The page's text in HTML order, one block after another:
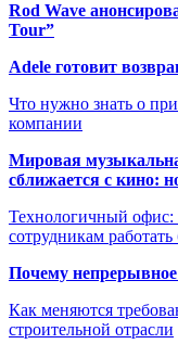
Rod Wave
Tour”
Adele готовит
Что нужно знать о
компании
Мировая
сближается с кино:
Технологичный офис:
сотрудникам
Почему непрерывное
Как меняются
строительной отрасли